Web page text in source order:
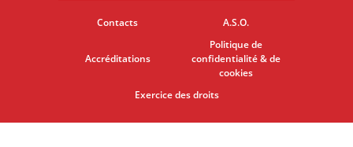
Contacts A.S.O.
Accréditations
Politique de
confidentialité & de
cookies
Exercice des droits